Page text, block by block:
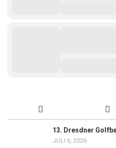
13. Dresdner
JULI 6, 2026